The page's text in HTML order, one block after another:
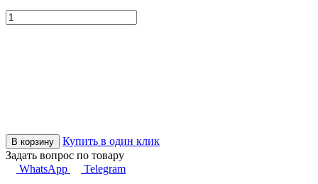
В корзину
Купить в один клик
Задать вопрос по товару
WhatsApp
Telegram